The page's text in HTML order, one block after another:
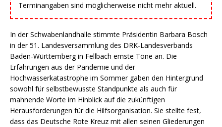
Terminangaben sind möglicherweise nicht mehr aktuell.
In der Schwabenlandhalle stimmte Präsidentin Barbara Bosch
in der 51. Landesversammlung des DRK-Landesverbands
Baden-Württemberg in Fellbach ernste Töne an. Die
Erfahrungen aus der Pandemie und der
Hochwasserkatastrophe im Sommer gaben den Hintergrund
sowohl für selbstbewusste Standpunkte als auch für
mahnende Worte im Hinblick auf die zukünftigen
Herausforderungen für die Hilfsorganisation. Sie stellte fest,
dass das Deutsche Rote Kreuz mit allen seinen Gliederungen